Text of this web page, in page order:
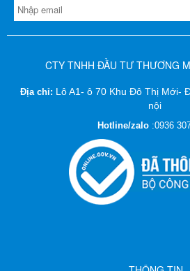
CTY TNHH ĐẦU TƯ THƯƠNG
Địa chỉ: Lô A1- ô 70 Khu Đô Thị Mới-
nội
Hotline/zalo :0936